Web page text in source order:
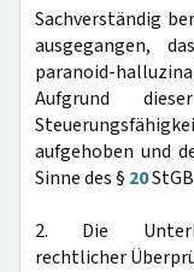
Sachverständig
ausgegangen,
paranoid-
Aufgrund
aufgehoben und
Sinne des § 20
2. Die
rechtlicher